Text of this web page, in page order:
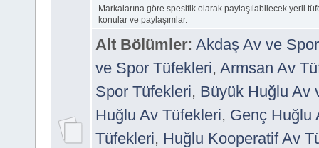
Markalarına göre spesifik olarak paylaşılabilecek yerli
konular ve paylaşımlar.
Alt Bölümler: Akdaş Av ve
ve Spor Tüfekleri, Armsan Av
Spor Tüfekleri, Büyük Huğlu Av
Huğlu Av Tüfekleri, Genç Huğlu
Tüfekleri, Huğlu Kooperatif Av